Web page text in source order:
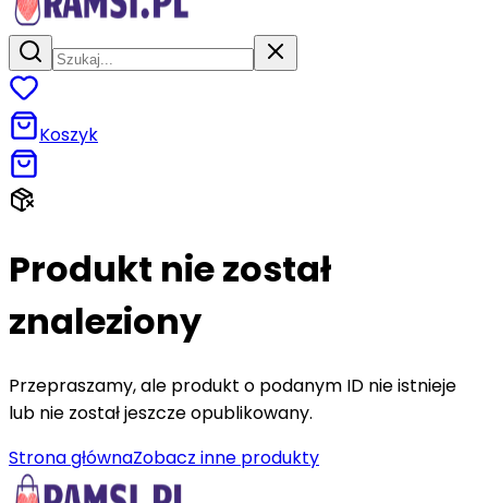
Koszyk
Produkt nie został
znaleziony
Przepraszamy, ale produkt o podanym ID nie istnieje
lub nie został jeszcze opublikowany.
Strona głównaZobacz inne produkty